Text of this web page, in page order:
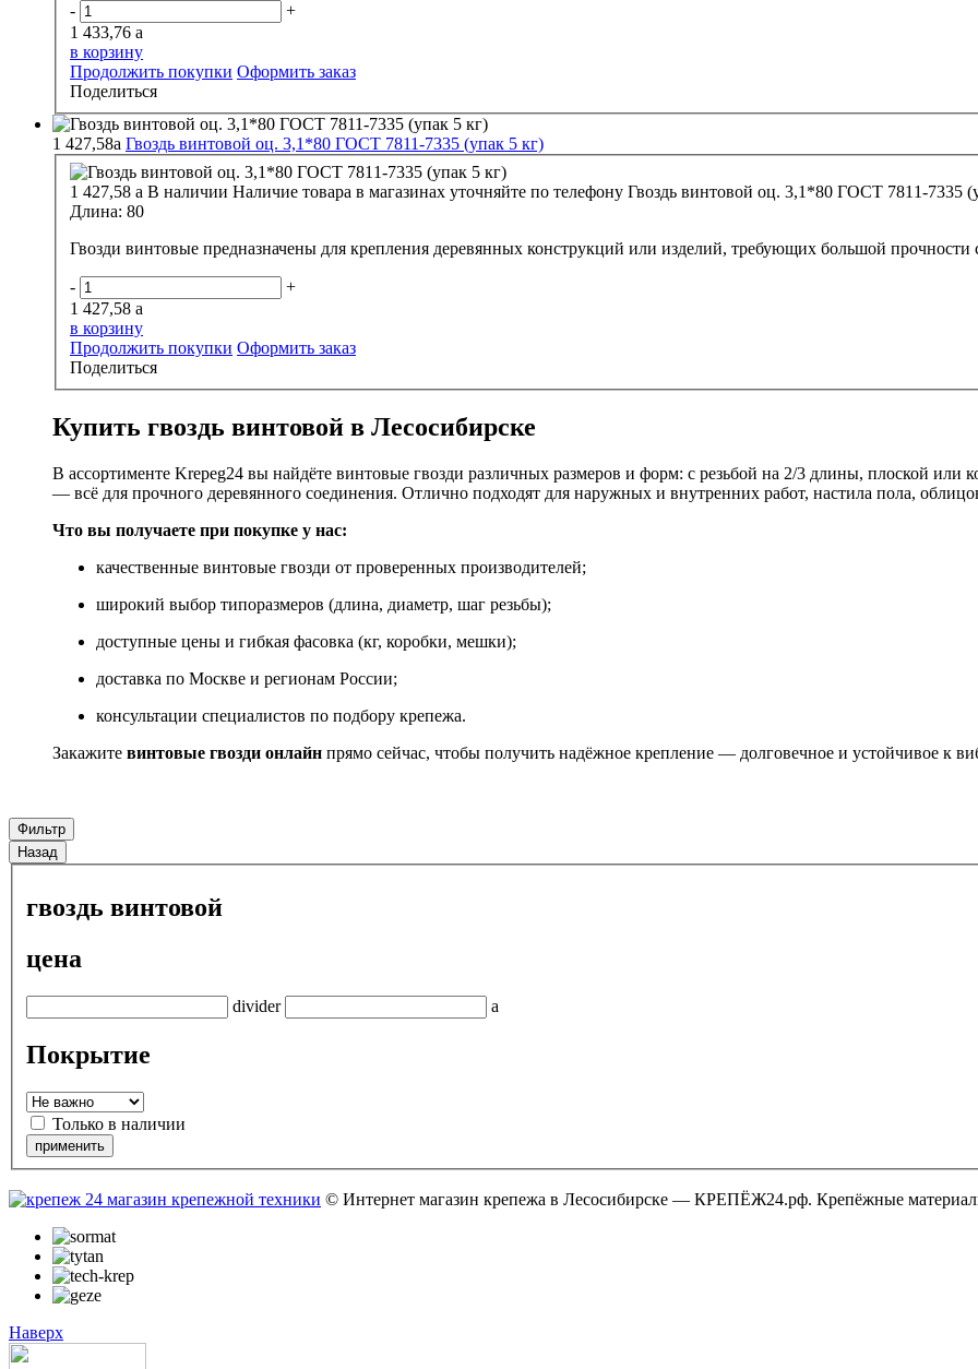
-
+
1 433,76 a
в корзину
Продолжить покупки Оформить заказ
Поделиться
1 427,58a Гвоздь винтовой оц. 3,1*80 ГОСТ 7811-7335 (упак 5 кг)
1 427,58 a В наличии Наличие товара в магазинах уточняйте по телефону Гвоздь винтовой оц. 3,1*80 ГОСТ 7811-7335
Длина: 80
Гвозди винтовые предназначены для крепления деревянных конструкций или изделий, требующих большой
-
+
1 427,58 a
в корзину
Продолжить покупки Оформить заказ
Поделиться
Купить гвоздь винтовой в Лесосибирске
В ассортименте Krepeg24 вы найдёте винтовые гвозди различных размеров и форм: с резьбой на 2/3 длины, плоской или
— всё для прочного деревянного соединения. Отлично подходят для наружных и внутренних работ, настила пола,
Что вы получаете при покупке у нас:
качественные винтовые гвозди от проверенных производителей;
широкий выбор типоразмеров (длина, диаметр, шаг резьбы);
доступные цены и гибкая фасовка (кг, коробки, мешки);
доставка по Москве и регионам России;
консультации специалистов по подбору крепежа.
Закажите винтовые гвозди онлайн прямо сейчас, чтобы получить надёжное крепление — долговечное и устойчивое к
Фильтр
Назад
гвоздь винтовой
цена
divider a
Покрытие
Только в наличии
© Интернет магазин крепежа в Лесосибирске — КРЕПЁЖ24.рф. Крепёжные
Наверх